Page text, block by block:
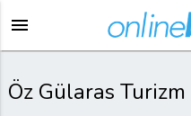
menu
Öz Gülaras Turizm